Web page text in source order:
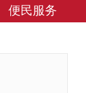
便民服务